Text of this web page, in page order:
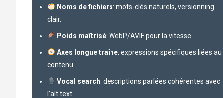
Noms de fichiers: mots-clés naturels, versionning
clair.
Poids maîtrisé: WebP/AVIF pour la vitesse.
Axes longue traîne: expressions spécifiques liées au
contenu.
Vocal search: descriptions parlées cohérentes avec
l’alt text.